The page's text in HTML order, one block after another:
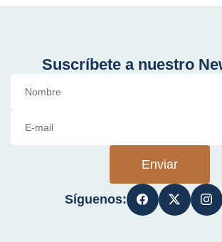
Suscríbete a nuestro
Enviar
Síguenos: